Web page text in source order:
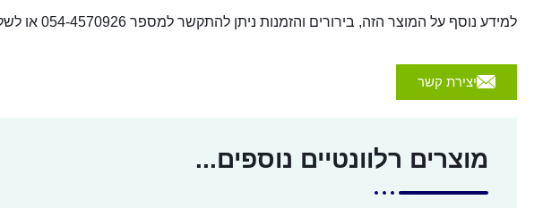
למידע נוסף על המוצר הזה, בירורים והזמנות ניתן להתקשר למספר 054-4570926 או לשלוח הודעה באמצעות הכפתור להלן:
יצירת קשר
מוצרים רלוונטיים נוספים...